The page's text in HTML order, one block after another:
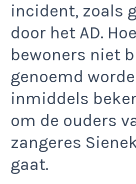
incident, zoals
door het AD.
bewoners niet
genoemd
inmiddels
om de ouders
zangeres
gaat.